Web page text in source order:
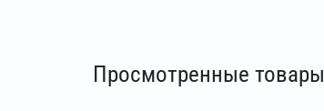
Просмотренные товары